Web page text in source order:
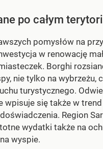
po całym
pomysłów na
w renowację
Borghi
nie tylko na wybrzeżu,
turystycznego.
wpisuje się także w
Region
wydatki także na
wyspie.